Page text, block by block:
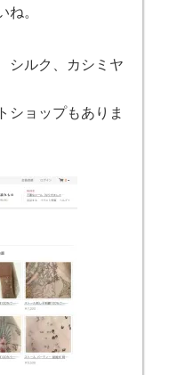
。
シルク、カシミヤ
ショップもありま